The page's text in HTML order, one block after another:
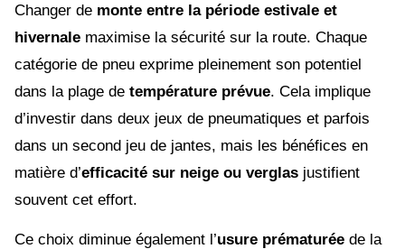
Changer de monte entre la période estivale et
hivernale maximise la sécurité sur la route. Chaque
catégorie de pneu exprime pleinement son potentiel
dans la plage de température prévue. Cela implique
d’investir dans deux jeux de pneumatiques et parfois
dans un second jeu de jantes, mais les bénéfices en
matière d’efficacité sur neige ou verglas justifient
souvent cet effort.
Ce choix diminue également l’usure prématurée de la